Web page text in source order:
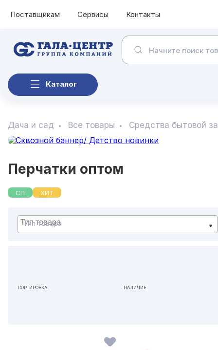
Поставщикам Сервисы Контакты
Каталог
Дача и сад Все товары Средства бытовой
Перчатки оптом
СП ХИТ
Тип товара
СОРТИРОВКА
НАЛИЧИЕ